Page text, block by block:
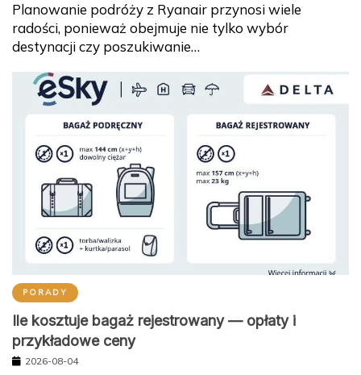
Planowanie podróży z Ryanair przynosi wiele
radości, ponieważ obejmuje nie tylko wybór
destynacji czy poszukiwanie…
PORADY
Ile kosztuje bagaż rejestrowany — opłaty i
przykładowe ceny
2026-08-04